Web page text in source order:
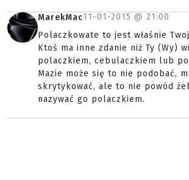
MarekMac11-01-2015 @ 21:00
Polaczkowate to jest właśnie
Ktoś ma inne zdanie niż Ty (Wy)
polaczkiem, cebulaczkiem lub
Mazie może się to nie podobać,
skrytykować, ale to nie powód
nazywać go polaczkiem.